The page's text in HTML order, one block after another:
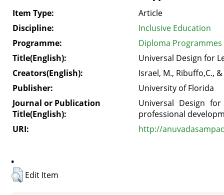
Item Type:
Article
Discipline:
Inclusive Education
Programme:
Diploma
Title(English):
Universal Design for
Creators(English):
Israel, M., Ribuffo,C.,
Publisher:
University of Florida
Journal or Publication
Title(English):
Universal Design
professional
URI:
http://
.
Edit Item